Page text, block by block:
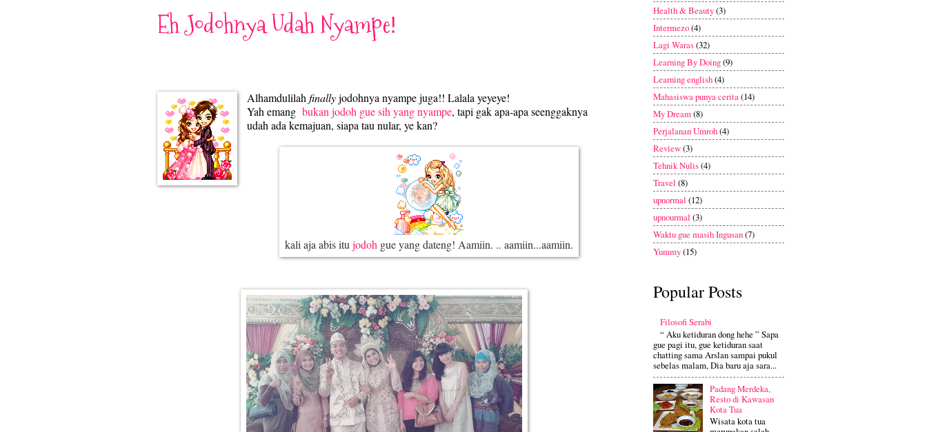
Eh Jodohnya Udah Nyampe!
Alhamdulilah finallyjodohnya nyampe juga!! Lalala yeyeye!
Yah emang bukan jodoh gue sih yang nyampe, tapi gak apa-apa seenggaknya
udah ada kemajuan, siapa tau nular, ye kan?
kali aja abis itu jodoh gue yang dateng! Aamiin. .. aamiin...aamiin.
Health & Beauty(3)
Intermezo(4)
Lagi Waras(32)
Learning By Doing(9)
Learning english(4)
Mahasiswa punya cerita(14)
My Dream(8)
Perjalanan Umroh(4)
Review(3)
Tehnik Nulis(4)
Travel (8)
upnormal (12)
upnourmal (3)
Waktu gue masih Ingusan(7)
Yummy(15)
Popular Posts
Filosofi Serabi
“ Aku ketiduran dong hehe ” Sapa
gue pagi itu, gue ketiduran saat
chatting sama Arslan sampai pukul
sebelas malam, Dia baru aja sara...
Padang Merdeka,
Resto di Kawasan
Kota Tua
Wisata kota tua